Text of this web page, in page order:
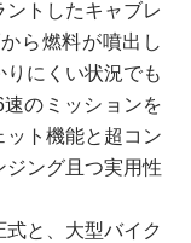
ントしたキャブレ
ら燃料が噴出し
にくい状況でも
のミッションを
ト機能と超コン
ング且つ実用性
と、大型バイク